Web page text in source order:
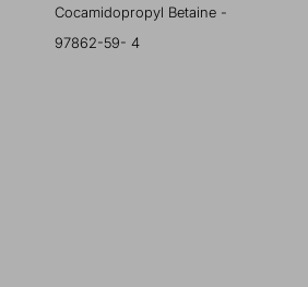
Cocamidopropyl Betaine -
97862-59- 4